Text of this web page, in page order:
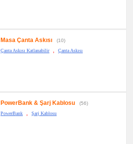
Masa Çanta Askısı
(10)
Çanta Askısı Katlanabilir
Çanta Askısı
PowerBank & Şarj Kablosu
(56)
PowerBank
Şarj Kablosu